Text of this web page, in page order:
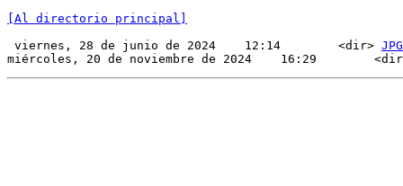
[Al directorio principal]
viernes, 28 de junio de 2024    12:14        <dir> JPG
miércoles, 20 de noviembre de 2024    16:29